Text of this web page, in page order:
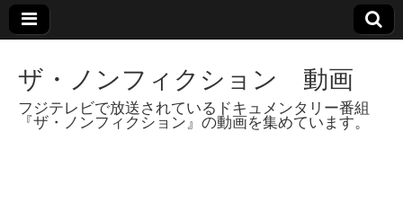
ザ・ノンフィクション 動画
フジテレビで放送されているドキュメンタリー番組
『ザ・ノンフィクション』の動画を集めています。